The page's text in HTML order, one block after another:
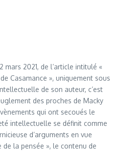
2021, de l’article intitulé «
Casamance », uniquement sous
de son auteur, c’est
des proches de Macky
qui ont secoués le
intellectuelle se définit comme
d’arguments en vue
de la pensée », le contenu de